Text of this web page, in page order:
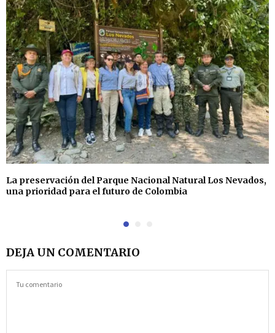
La preservación del Parque Nacional Natural Los Nevados,
una prioridad para el futuro de Colombia
DEJA UN COMENTARIO